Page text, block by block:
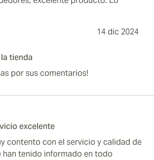
14 dic 2024
tienda
por sus comentarios!
excelente
contento con el servicio y calidad de
han tenido informado en todo